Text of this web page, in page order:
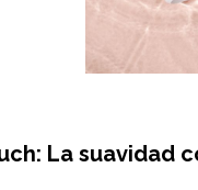
La suavidad